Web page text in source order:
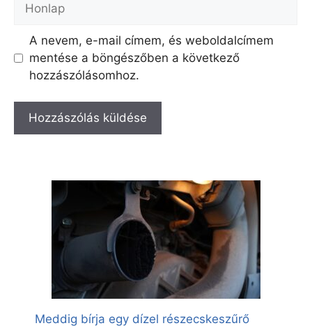
A nevem, e-mail címem, és weboldalcímem
mentése a böngészőben a következő
hozzászólásomhoz.
Meddig bírja egy dízel részecskeszűrő